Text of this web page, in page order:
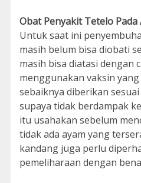
Obat Penyakit Tetelo Pada
Untuk saat ini
masih belum bisa diobati
masih bisa diatasi dengan
menggunakan vaksin
sebaiknya diberikan
supaya tidak berdampak
itu usahakan sebelum
tidak ada ayam yang
kandang juga perlu
pemeliharaan dengan